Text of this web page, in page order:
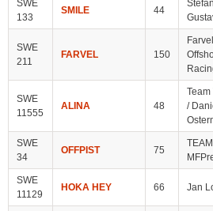
SWE
133
SMILE 44
Stefan
SWE
211
FARVEL 150
Farvel
SWE
11555
ALINA 48
Team
/
SWE
34
OFFPIST 75
TEAM
SWE
11129
HOKA HEY 66 Jan